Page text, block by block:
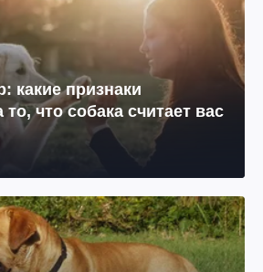
какие признаки
что собака считает вас